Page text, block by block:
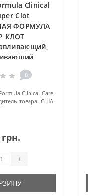
Clinical
Clot
ФОРМУЛА
КЛОТ
гель
0
Clinical Care
товара: США
грн.
+